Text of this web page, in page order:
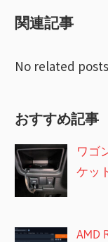
ョ
ン
関連記事
No related
おすすめ記事
ワゴ
ケッ
AMD